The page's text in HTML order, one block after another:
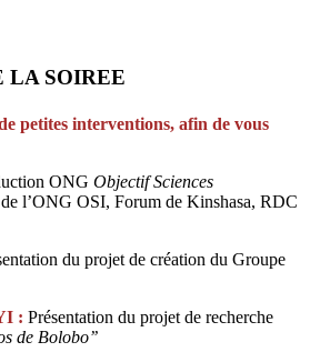
LA SOIREE
petites interventions, afin de vous
ONG Objectif Sciences
l’ONG OSI, Forum de Kinshasa, RDC
du projet de création du Groupe
: Présentation du projet de recherche
de Bolobo’’